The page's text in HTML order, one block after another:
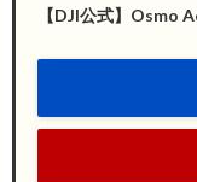
【DJI公式】Osmo